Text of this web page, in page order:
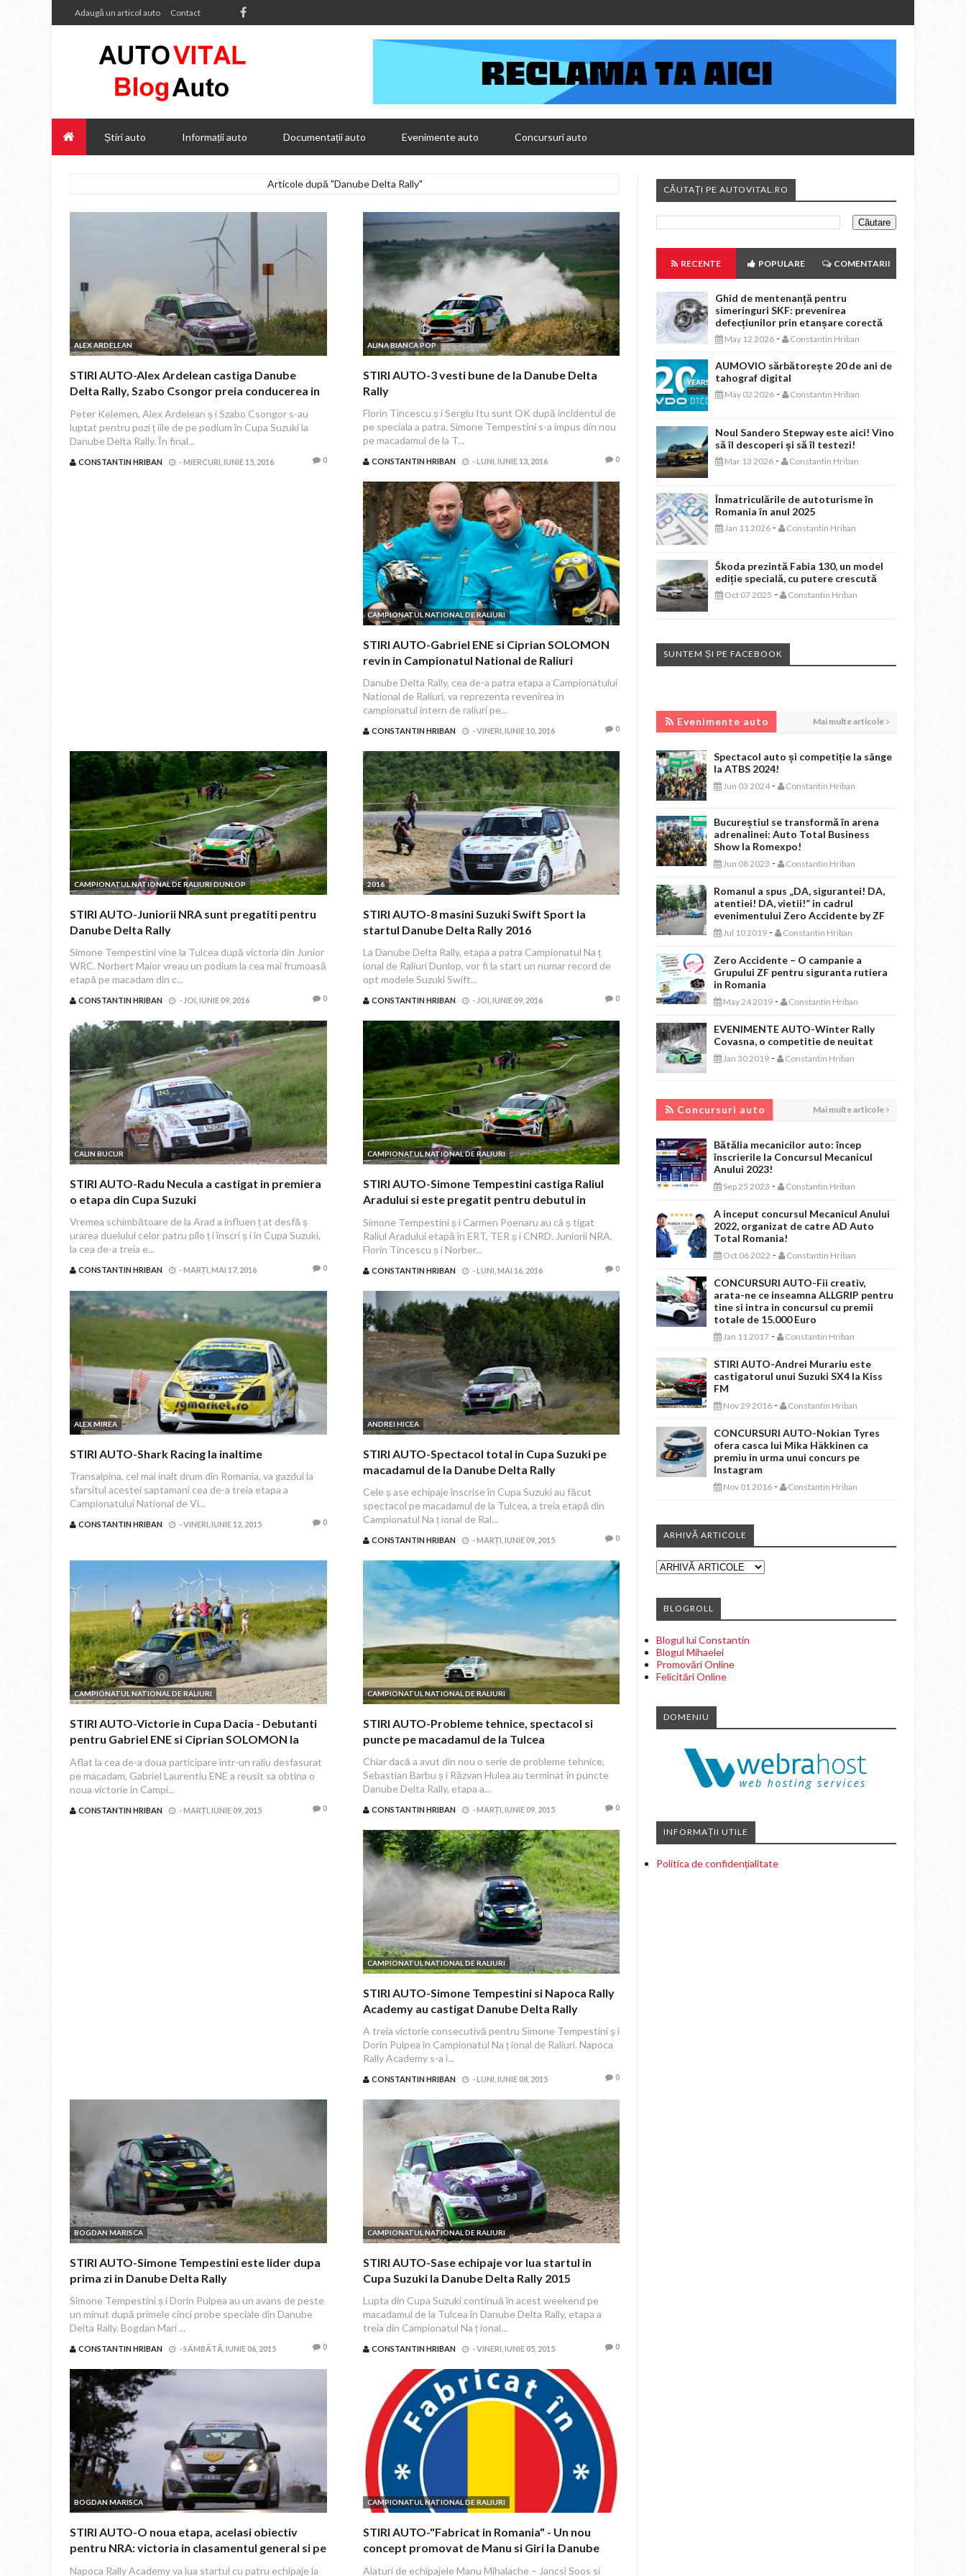
Adaugă un articol auto Contact
Știri auto Informații auto Documentații auto Evenimente auto Concursuri auto
Articole după "Danube Delta Rally"
ALEX ARDELEAN
STIRI AUTO-Alex Ardelean castiga Danube
Delta Rally, Szabo Csongor preia conducerea in
Peter Kelemen, Alex Ardelean ș i Szabo Csongor s-au
luptat pentru pozi ț iile de pe podium în Cupa Suzuki la
Danube Delta Rally. În final...
CONSTANTIN HRIBAN -MIERCURI, IUNIE 15, 2016 0
ALINA BIANCA POP
STIRI AUTO-3 vesti bune de la Danube Delta
Rally
Florin Tincescu ș i Sergiu Itu sunt OK după incidentul de
pe speciala a patra. Simone Tempestini s-a impus din nou
pe macadamul de la T...
CONSTANTIN HRIBAN -LUNI, IUNIE 13, 2016 0
CAMPIONATUL NATIONAL DE RALIURI
STIRI AUTO-Gabriel ENE si Ciprian SOLOMON
revin in Campionatul National de Raliuri
Danube Delta Rally, cea de-a patra etapa a Campionatului
National de Raliuri, va reprezenta revenirea in
campionatul intern de raliuri pe...
CONSTANTIN HRIBAN -VINERI, IUNIE 10, 2016 0
CAMPIONATUL NATIONAL DE RALIURI DUNLOP
STIRI AUTO-Juniorii NRA sunt pregatiti pentru
Danube Delta Rally
Simone Tempestini vine la Tulcea după victoria din Junior
WRC. Norbert Maior vreau un podium la cea mai frumoasă
etapă pe macadam din c...
CONSTANTIN HRIBAN - JOI, IUNIE 09, 2016 0
2016
STIRI AUTO-8 masini Suzuki Swift Sport la
startul Danube Delta Rally 2016
La Danube Delta Rally, etapa a patra Campionatul Na ț
ional de Raliuri Dunlop, vor fi la start un numar record de
opt modele Suzuki Swift...
CONSTANTIN HRIBAN - JOI, IUNIE 09, 2016 0
CALIN BUCUR
STIRI AUTO-Radu Necula a castigat in premiera
o etapa din Cupa Suzuki
Vremea schimbătoare de la Arad a influen ț at desfă ș
urarea duelului celor patru pilo ț i înscri ș i în Cupa Suzuki,
la cea de-a treia e...
CONSTANTIN HRIBAN -MARȚI, MAI 17, 2016 0
CAMPIONATUL NATIONAL DE RALIURI
STIRI AUTO-Simone Tempestini castiga Raliul
Aradului si este pregatit pentru debutul in
Simone Tempestini ș i Carmen Poenaru au câ ș tigat
Raliul Aradului etapă în ERT, TER ș i CNRD. Juniorii NRA,
Florin Tincescu ș i Norber...
CONSTANTIN HRIBAN -LUNI, MAI 16, 2016 0
ALEX MIREA
STIRI AUTO-Shark Racing la inaltime
Transalpina, cel mai inalt drum din Romania, va gazdui la
sfarsitul acestei saptamani cea de-a treia etapa a
Campionatului National de Vi...
CONSTANTIN HRIBAN -VINERI, IUNIE 12, 2015 0
ANDREI HICEA
STIRI AUTO-Spectacol total in Cupa Suzuki pe
macadamul de la Danube Delta Rally
Cele ș ase echipaje înscrise în Cupa Suzuki au făcut
spectacol pe macadamul de la Tulcea, a treia etapă din
Campionatul Na ț ional de Ral...
CONSTANTIN HRIBAN -MARȚI, IUNIE 09, 2015 0
CAMPIONATUL NATIONAL DE RALIURI
STIRI AUTO-Victorie in Cupa Dacia - Debutanti
pentru Gabriel ENE si Ciprian SOLOMON la
Aflat la cea de-a doua participare intr-un raliu desfasurat
pe macadam, Gabriel Laurentiu ENE a reusit sa obtina o
noua victorie in Campi...
CONSTANTIN HRIBAN -MARȚI, IUNIE 09, 2015 0
CAMPIONATUL NATIONAL DE RALIURI
STIRI AUTO-Probleme tehnice, spectacol si
puncte pe macadamul de la Tulcea
Chiar dacă a avut din nou o serie de probleme tehnice,
Sebastian Barbu ș i Răzvan Hulea au terminat în puncte
Danube Delta Rally, etapa a...
CONSTANTIN HRIBAN -MARȚI, IUNIE 09, 2015 0
CAMPIONATUL NATIONAL DE RALIURI
STIRI AUTO-Simone Tempestini si Napoca Rally
Academy au castigat Danube Delta Rally
A treia victorie consecutivă pentru Simone Tempestini ș i
Dorin Pulpea în Campionatul Na ț ional de Raliuri. Napoca
Rally Academy s-a i...
CONSTANTIN HRIBAN -LUNI, IUNIE 08, 2015 0
BOGDAN MARISCA
STIRI AUTO-Simone Tempestini este lider dupa
prima zi in Danube Delta Rally
Simone Tempestini ș i Dorin Pulpea au un avans de peste
un minut după primele cinci probe speciale din Danube
Delta Rally. Bogdan Mari ...
CONSTANTIN HRIBAN -SÂMBĂTĂ, IUNIE 06, 2015 0
CAMPIONATUL NATIONAL DE RALIURI
STIRI AUTO-Sase echipaje vor lua startul in
Cupa Suzuki la Danube Delta Rally 2015
Lupta din Cupa Suzuki continuă în acest weekend pe
macadamul de la Tulcea în Danube Delta Rally, etapa a
treia din Campionatul Na ț ional...
CONSTANTIN HRIBAN -VINERI, IUNIE 05, 2015 0
BOGDAN MARISCA
STIRI AUTO-O noua etapa, acelasi obiectiv
pentru NRA: victoria in clasamentul general si pe
Napoca Rally Academy va lua startul cu patru echipaje la
CAMPIONATUL NATIONAL DE RALIURI
STIRI AUTO-"Fabricat in Romania" - Un nou
concept promovat de Manu si Giri la Danube
Alaturi de echipajele Manu Mihalache – Jancsi Soos si
CĂUTAȚI PE AUTOVITAL.RO
RECENTE POPULARE COMENTARII
Ghid de mentenanță pentru
simeringuri SKF: prevenirea
defecțiunilor prin etanșare corectă
May 12 2026 - Constantin Hriban
AUMOVIO sărbătorește 20 de ani de
tahograf digital
May 02 2026 - Constantin Hriban
Noul Sandero Stepway este aici! Vino
să îl descoperi și să îl testezi!
Mar 13 2026 - Constantin Hriban
Înmatriculările de autoturisme în
Romania în anul 2025
Jan 11 2026 - Constantin Hriban
Škoda prezintă Fabia 130, un model
ediție specială, cu putere crescută
Oct 07 2025 - Constantin Hriban
SUNTEM ȘI PE FACEBOOK
Evenimente auto Mai multe articole
Spectacol auto și competiție la sânge
la ATBS 2024!
Jun 03 2024 - Constantin Hriban
Bucureștiul se transformă în arena
adrenalinei: Auto Total Business
Show la Romexpo!
Jun 08 2023 - Constantin Hriban
Romanul a spus „DA, sigurantei! DA,
atentiei! DA, vietii!” in cadrul
evenimentului Zero Accidente by ZF
Jul 10 2019 - Constantin Hriban
Zero Accidente – O campanie a
Grupului ZF pentru siguranta rutiera
in Romania
May 24 2019 - Constantin Hriban
EVENIMENTE AUTO-Winter Rally
Covasna, o competitie de neuitat
Jan 30 2019 - Constantin Hriban
Concursuri auto Mai multe articole
Bătălia mecanicilor auto: încep
înscrierile la Concursul Mecanicul
Anului 2023!
Sep 25 2023 - Constantin Hriban
A inceput concursul Mecanicul Anului
2022, organizat de catre AD Auto
Total Romania!
Oct 06 2022 - Constantin Hriban
CONCURSURI AUTO-Fii creativ,
arata-ne ce inseamna ALLGRIP pentru
tine si intra in concursul cu premii
totale de 15.000 Euro
Jan 11 2017 - Constantin Hriban
STIRI AUTO-Andrei Murariu este
castigatorul unui Suzuki SX4 la Kiss
FM
Nov 29 2016 - Constantin Hriban
CONCURSURI AUTO-Nokian Tyres
ofera casca lui Mika Häkkinen ca
premiu in urma unui concurs pe
Instagram
Nov 01 2016 - Constantin Hriban
ARHIVĂ ARTICOLE
BLOGROLL
Blogul lui Constantin
Blogul Mihaelei
Promovări Online
Felicitări Online
DOMENIU
INFORMAȚII UTILE
Politica de confidențialitate